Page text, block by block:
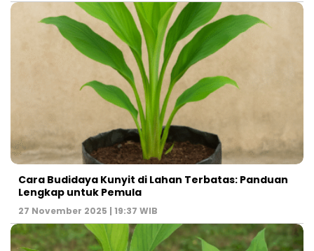
Cara Budidaya Kunyit di Lahan Terbatas: Panduan
Lengkap untuk Pemula
27 November 2025 | 19:37 WIB